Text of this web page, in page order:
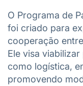
O Programa de
foi criado para
cooperação
Ele visa
como logística,
promovendo